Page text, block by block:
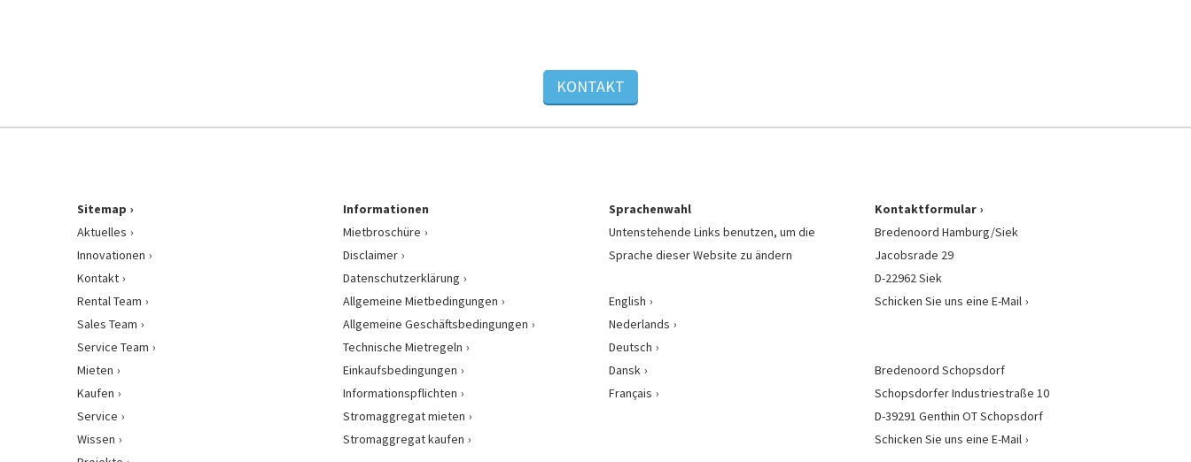
KONTAKT
Sitemap
Aktuelles
Innovationen
Kontakt
Rental Team
Sales Team
Service Team
Mieten
Kaufen
Service
Wissen
Informationen
Mietbroschüre
Disclaimer
Datenschutzerklärung
Allgemeine Mietbedingungen
Allgemeine Geschäftsbedingungen
Technische Mietregeln
Einkaufsbedingungen
Informationspflichten
Stromaggregat mieten
Stromaggregat kaufen
Sprachenwahl
Untenstehende Links benutzen, um die
Sprache dieser Website zu ändern
English
Nederlands
Deutsch
Dansk
Français
Kontaktformular
Bredenoord Hamburg/Siek
Jacobsrade 29
D-22962 Siek
Schicken Sie uns eine E-Mail
Bredenoord Schopsdorf
Schopsdorfer Industriestraße 10
D-39291 Genthin OT Schopsdorf
Schicken Sie uns eine E-Mail